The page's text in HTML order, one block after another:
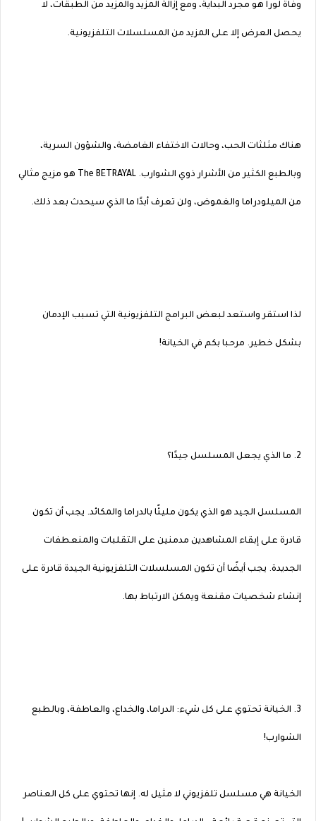
وفاة لورا هو مجرد البداية، ومع إزالة المزيد والمزيد من الطبقات، لا
يحصل العرض إلا على المزيد من المسلسلات التلفزيونية.
هناك مثلثات الحب، وحالات الاختفاء الغامضة، والشؤون السرية،
وبالطبع الكثير من الأشرار ذوي الشوارب. The BETRAYAL هو مزيج مثالي
من الميلودراما والغموض، ولن تعرف أبدًا ما الذي سيحدث بعد ذلك.
لذا استقر واستعد لبعض البرامج التلفزيونية التي تسبب الإدمان
بشكل خطير. مرحبا بكم في الخيانة!
2. ما الذي يجعل المسلسل جيدًا؟
المسلسل الجيد هو الذي يكون مليئًا بالدراما والمكائد. يجب أن تكون
قادرة على إبقاء المشاهدين مدمنين على التقلبات والمنعطفات
الجديدة. يجب أيضًا أن تكون المسلسلات التلفزيونية الجيدة قادرة على
إنشاء شخصيات مقنعة ويمكن الارتباط بها.
3. الخيانة تحتوي على كل شيء: الدراما، والخداع، والعاطفة، وبالطبع
الشوارب!
الخيانة هي مسلسل تلفزيوني لا مثيل له. إنها تحتوي على كل العناصر